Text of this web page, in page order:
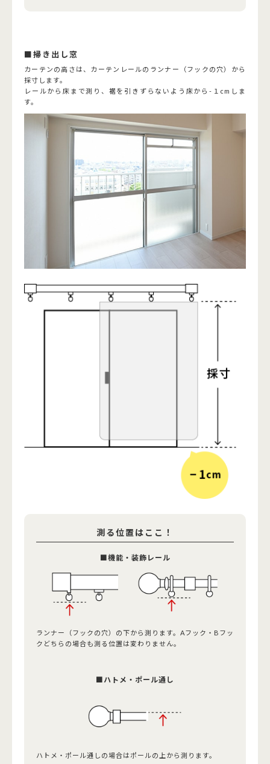
■掃き出し窓
カーテンの高さは、カーテンレールのランナー（フックの穴）から
採寸します。
レールから床まで測り、裾を引きずらないよう床から-１cmしま
す。
測る位置はここ！
■機能・装飾レール
ランナー（フックの穴）の下から測ります。Aフック・Bフッ
クどちらの場合も測る位置は変わりません。
■ハトメ・ポール通し
ハトメ・ポール通しの場合はポールの上から測ります。